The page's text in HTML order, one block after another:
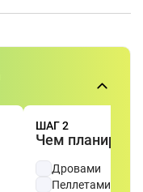
ШАГ 2
Чем
Дровами
Пеллетами